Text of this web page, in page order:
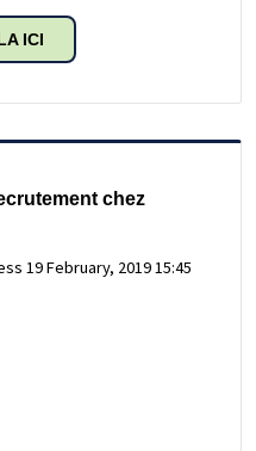
ICI
chez
19 February, 2019 15:45